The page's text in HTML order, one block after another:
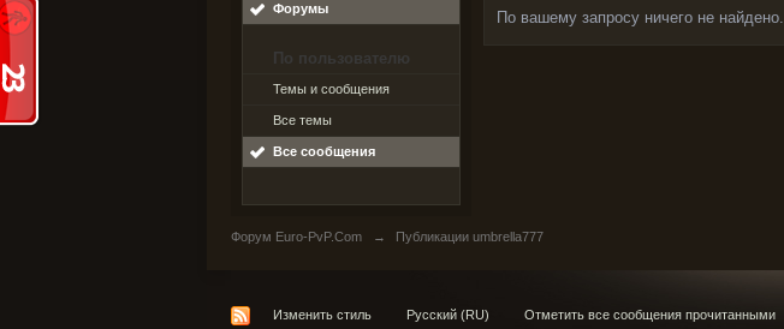
Форумы
По пользователю
Темы и сообщения
Все темы
Все сообщения
По вашему запросу ничего не найдено.
Форум Euro-PvP.Com → Публикации umbrella777
Изменить стиль Русский (RU) Отметить все сообщения прочитанными